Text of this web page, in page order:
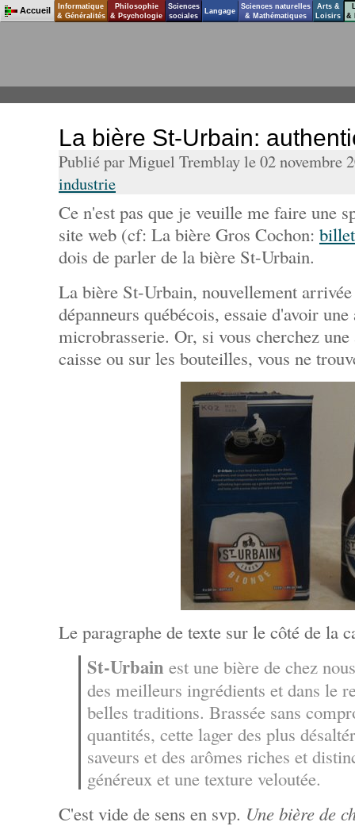
La bière St-Urbain:
Publié par Miguel Tremblay le 02 novembre
industrie
Ce n'est pas que je veuille me faire une
site web (cf: La bière Gros Cochon:
dois de parler de la bière St-Urbain.
La bière St-Urbain, nouvellement
dépanneurs québécois, essaie d'avoir
microbrasserie. Or, si vous cherchez
caisse ou sur les bouteilles, vous ne
Le paragraphe de texte sur le côté de la
St-Urbain est une bière de chez
des meilleurs ingrédients et dans le
belles traditions. Brassée sans
quantités, cette lager des plus
saveurs et des arômes riches et
généreux et une texture veloutée.
C'est vide de sens en svp. Une bière de
Accueil
Informatique
& Généralités
Philosophie
& Psychologie
Sciences
sociales
Langage
Sciences naturelles
& Mathématiques
Arts &
Loisirs
&